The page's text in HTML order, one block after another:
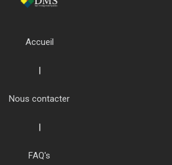
Accueil
Nous contacter
FAQ's